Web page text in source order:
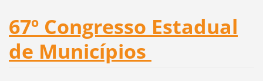
67º Congresso Estadual
de Municípios